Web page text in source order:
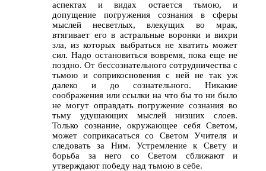
аспектах и видах остается тьмою, и
допущение погружения сознания в сферы
мыслей несветлых, влекущих во мрак,
втягивает его в астральные воронки и вихри
зла, из которых выбраться не хватить может
сил. Надо остановиться вовремя, пока еще не
поздно. От бессознательного сотрудничества с
тьмою и соприкосновения с ней не так уж
далеко и до сознательного. Никакие
соображения или ссылки на что бы то ни было
не могут оправдать погружение сознания во
тьму удушающих мыслей низших слоев.
Только сознание, окружающее себя Светом,
может соприкасаться со Светом Учителя и
следовать за Ним. Устремление к Свету и
борьба за него со Светом сближают и
утверждают победу над тьмою в себе.